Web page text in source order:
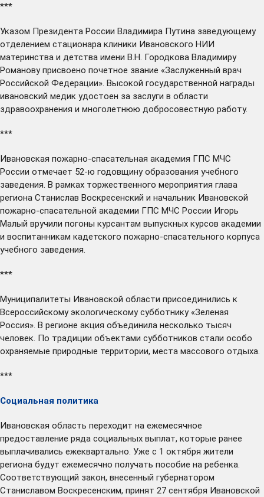
***
Указом Президента России Владимира Путина заведующему
отделением стационара клиники Ивановского НИИ
материнства и детства имени В.Н. Городкова Владимиру
Романовуприсвоено почетное звание «Заслуженный врач
Российской Федерации». Высокой государственной награды
ивановский медик удостоен за заслуги в области
здравоохранения и многолетнюю добросовестную работу.
***
Ивановская пожарно-спасательная академия ГПС МЧС
России отмечает 52-ю годовщину образования учебного
заведения. В рамках торжественного мероприятия глава
региона Станислав Воскресенский и начальник Ивановской
пожарно-спасательной академии ГПС МЧС России Игорь
Малый вручили погоны курсантам выпускных курсов академии
и воспитанникам кадетского пожарно-спасательного корпуса
учебного заведения.
***
Муниципалитеты Ивановской области присоединились к
Всероссийскому экологическому субботнику «Зеленая
Россия». В регионе акция объединила несколько тысяч
человек. По традиции объектами субботников стали особо
охраняемые природные территории, места массового отдыха.
***
Социальная политика
Ивановская область переходит на ежемесячное
предоставление ряда социальных выплат, которые ранее
выплачивались ежеквартально. Уже с 1 октября жители
региона будут ежемесячно получать пособие на ребенка.
Соответствующий закон, внесенный губернатором
Станиславом Воскресенским, принят 27 сентября Ивановской